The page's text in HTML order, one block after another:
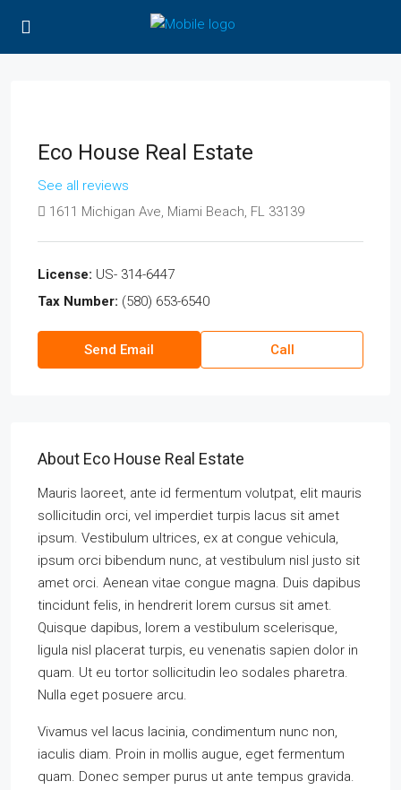
Eco House Real Estate
See all reviews
1611 Michigan Ave, Miami Beach, FL 33139
License: US- 314-6447
Tax Number: (580) 653-6540
Send Email Call
About Eco House Real Estate
Mauris laoreet, ante id fermentum volutpat, elit mauris
sollicitudin orci, vel imperdiet turpis lacus sit amet
ipsum. Vestibulum ultrices, ex at congue vehicula,
ipsum orci bibendum nunc, at vestibulum nisl justo sit
amet orci. Aenean vitae congue magna. Duis dapibus
tincidunt felis, in hendrerit lorem cursus sit amet.
Quisque dapibus, lorem a vestibulum scelerisque,
ligula nisl placerat turpis, eu venenatis sapien dolor in
quam. Ut eu tortor sollicitudin leo sodales pharetra.
Nulla eget posuere arcu.
Vivamus vel lacus lacinia, condimentum nunc non,
iaculis diam. Proin in mollis augue, eget fermentum
quam. Donec semper purus ut ante tempus gravida.